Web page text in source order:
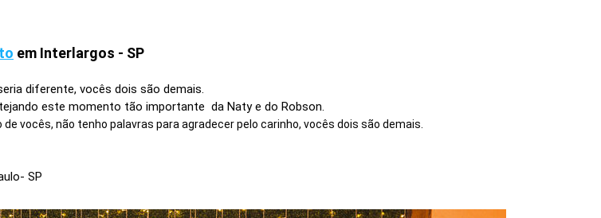
em Interlargos - SP
diferente, vocês dois são demais.
este momento tão importante da Naty e do Robson.
vocês, não tenho palavras para agradecer pelo carinho, vocês dois são demais.
SP